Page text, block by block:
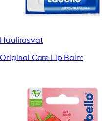
Huulirasvat
Original Care Lip Balm